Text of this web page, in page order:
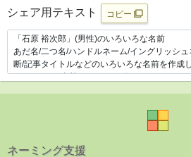
シェア用テキスト コピー
ネーミング支援